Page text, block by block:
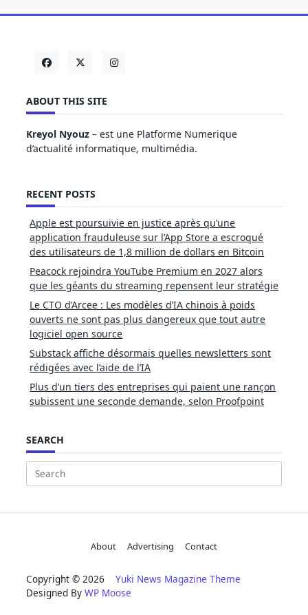
ABOUT THIS SITE
Kreyol Nyouz – est une Platforme Numerique
d’actualité informatique, multimédia.
RECENT POSTS
Apple est poursuivie en justice après qu’une
application frauduleuse sur l’App Store a escroqué
des utilisateurs de 1,8 million de dollars en Bitcoin
Peacock rejoindra YouTube Premium en 2027 alors
que les géants du streaming repensent leur stratégie
Le CTO d’Arcee : Les modèles d’IA chinois à poids
ouverts ne sont pas plus dangereux que tout autre
logiciel open source
Substack affiche désormais quelles newsletters sont
rédigées avec l’aide de l’IA
Plus d’un tiers des entreprises qui paient une rançon
subissent une seconde demande, selon Proofpoint
SEARCH
Search
About Advertising Contact
Copyright © 2026 Yuki News Magazine Theme
Designed By WP Moose